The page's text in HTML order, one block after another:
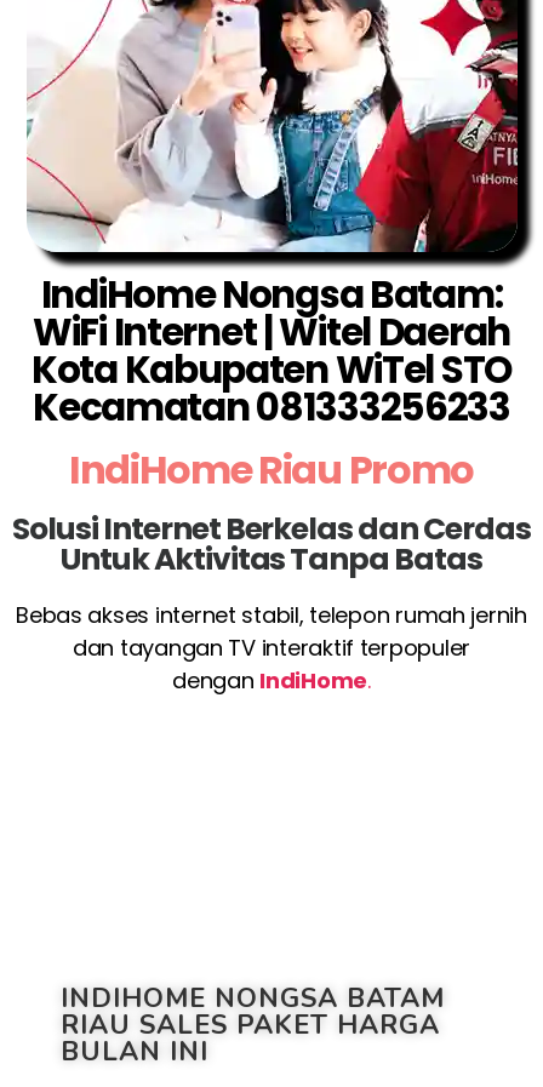
IndiHome Nongsa Batam:
WiFi Internet | Witel Daerah
Kota Kabupaten WiTel STO
Kecamatan 081333256233
IndiHome Riau Promo
Solusi Internet Berkelas dan Cerdas
Untuk Aktivitas Tanpa Batas
Bebas akses internet stabil, telepon rumah jernih
dan tayangan TV interaktif terpopuler
dengan IndiHome.
INDIHOME NONGSA BATAM
RIAU SALES PAKET HARGA
BULAN INI